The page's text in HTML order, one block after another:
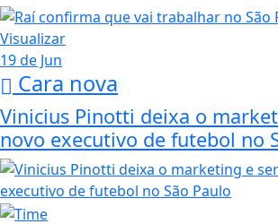
Visualizar
19 de Jun
Cara nova
Vinicius Pinotti deixa o
novo executivo de futebol no